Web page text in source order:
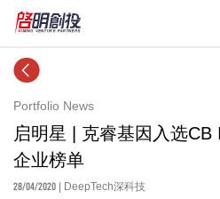
Portfolio News
启明星 | 克睿基因入选CB
企业榜单
28/04/2020 | DeepTech深科技